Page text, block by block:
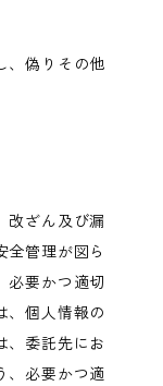
、偽りその他
改ざん及び漏
全管理が図ら
必要かつ適切
、個人情報の
、委託先にお
、必要かつ適